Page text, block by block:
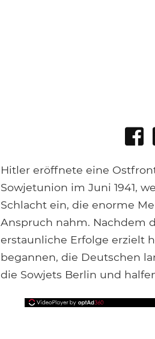
Hitler eröffnete eine
Sowjetunion im Juni 1941,
Schlacht ein, die enorme
Anspruch nahm. Nachdem
erstaunliche Erfolge erzielt
begannen, die Deutschen
die Sowjets Berlin und